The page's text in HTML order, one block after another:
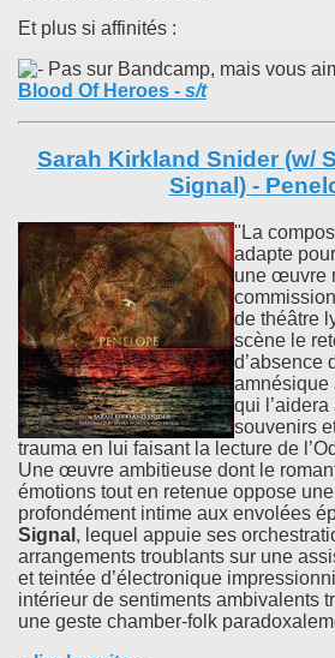
Et plus si affinités :
Pas sur Bandcamp, mais vous
Blood Of Heroes - s/t
Sarah Kirkland Snider (w/
Signal) -
"La
adapte
une œuvre
de théâtre
scène le
d’absence
amnésique
qui
souvenirs
trauma en lui faisant la lecture de
Une œuvre ambitieuse dont le
émotions tout en retenue oppose
profondément intime aux envolées
Signal , lequel appuie ses
arrangements troublants sur une
et teintée d’électronique
intérieur de sentiments ambivalents
une geste chamber-folk